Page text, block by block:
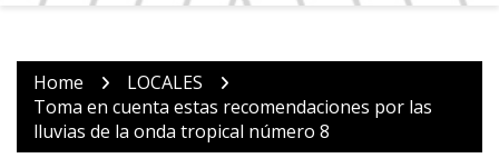
Home
LOCALES
Toma en cuenta estas recomendaciones por las
lluvias de la onda tropical número 8